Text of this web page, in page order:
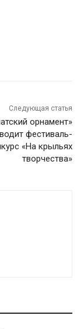
Следующая статья
орнамент»
фестиваль-
«На крыльях
творчества»